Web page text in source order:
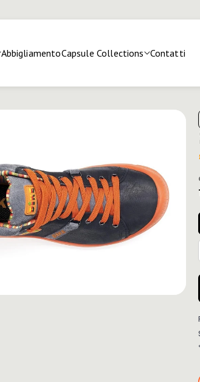
AbbigliamentoCapsule Collections Contatti